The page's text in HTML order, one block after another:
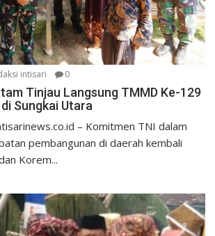
intisari 0
Tinjau Langsung TMMD Ke-129
Sungkai Utara
– Komitmen TNI dalam
pembangunan di daerah kembali
Korem...